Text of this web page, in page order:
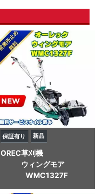
保証有り 新品
OREC草刈機
ウィングモア
WMC1327F